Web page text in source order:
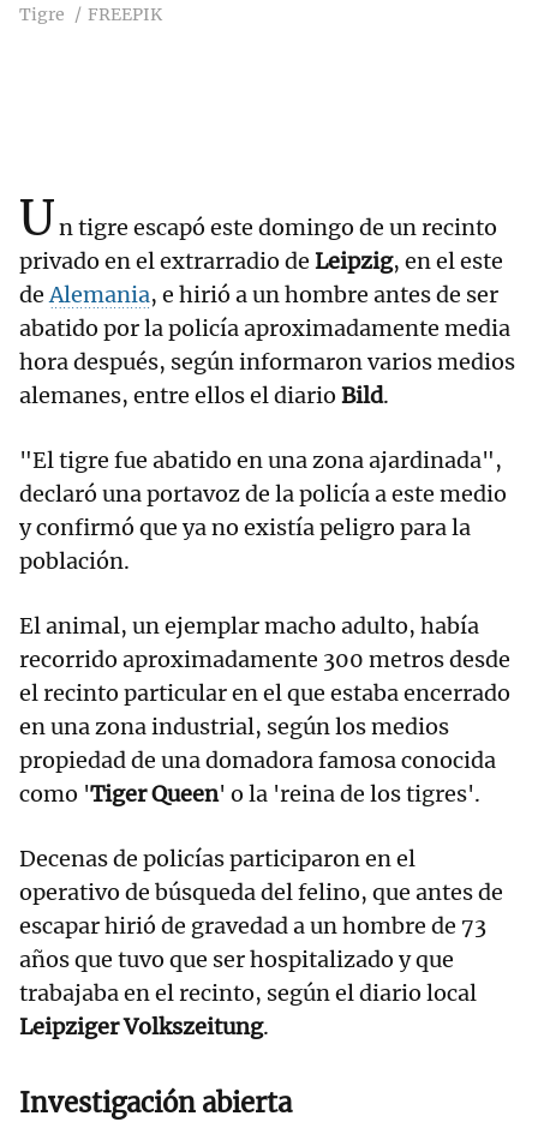
Tigre FREEPIK
Un tigre escapó este domingo de un recinto
privado en el extrarradio de Leipzig, en el este
deAlemania, e hirió a un hombre antes de ser
abatido por la policía aproximadamente media
hora después, según informaron varios medios
alemanes, entre ellos el diario Bild.
"El tigre fue abatido en una zona ajardinada",
declaró una portavoz de la policía a este medio
y confirmó que ya no existía peligro para la
población.
El animal, un ejemplar macho adulto, había
recorrido aproximadamente 300 metros desde
el recinto particular en el que estaba encerrado
en una zona industrial, según los medios
propiedad de una domadora famosa conocida
como 'Tiger Queen' o la 'reina de los tigres'.
Decenas de policías participaron en el
operativo de búsqueda del felino, que antes de
escapar hirió de gravedad a un hombre de 73
años que tuvo que ser hospitalizado y que
trabajaba en el recinto, según el diario local
Leipziger Volkszeitung.
Investigación abierta